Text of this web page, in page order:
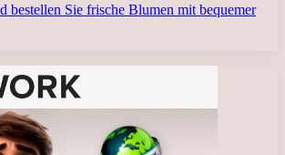
bestellen Sie frische Blumen mit bequemer